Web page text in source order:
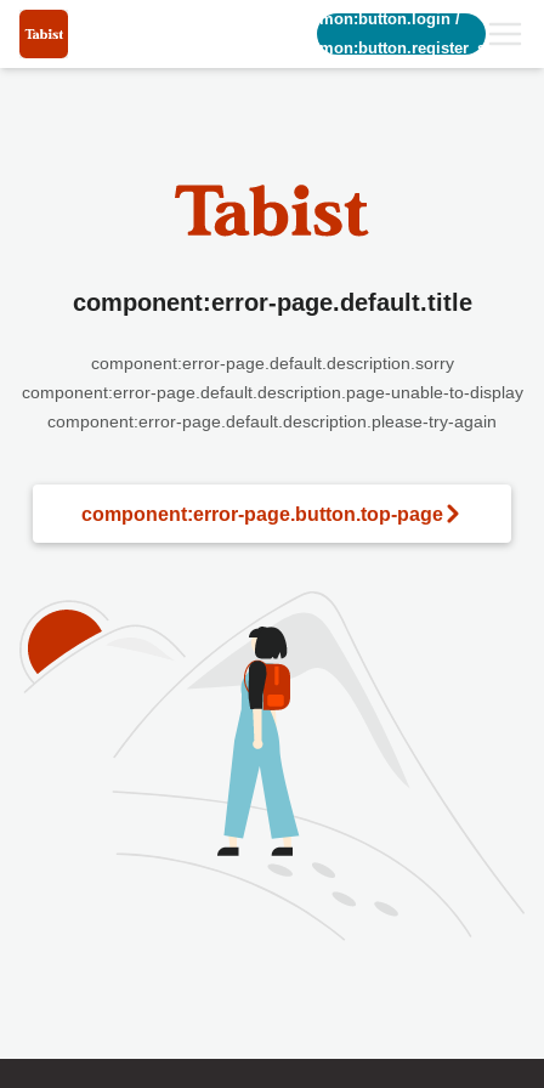
common:button.login/
common:button.register_short
component:error-page.default.title
component:error-page.default.description.sorry
component:error-page.default.description.page-unable-to-display
component:error-page.default.description.please-try-again
component:error-page.button.top-page